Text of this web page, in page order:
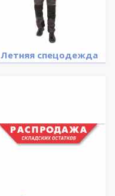
Летняя спецодежда